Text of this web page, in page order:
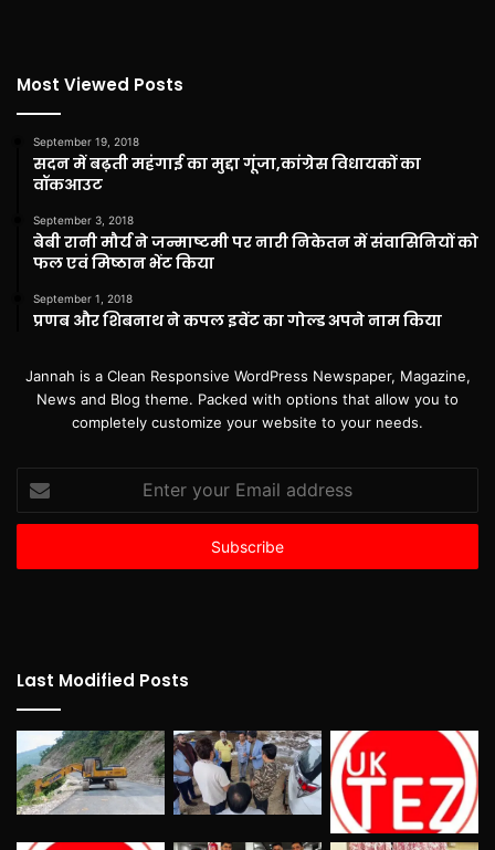
Most Viewed Posts
September 19, 2018
सदन में बढ़ती महंगाई का मुद्दा गूंजा,कांग्रेस विधायकों का
वॉकआउट
September 3, 2018
बेबी रानी मौर्य ने जन्माष्टमी पर नारी निकेतन में संवासिनियों को
फल एवं मिष्ठान भेंट किया
September 1, 2018
प्रणब और शिबनाथ ने कपल इवेंट का गोल्ड अपने नाम किया
Jannah is a Clean Responsive WordPress Newspaper, Magazine,
News and Blog theme. Packed with options that allow you to
completely customize your website to your needs.
your
Email
Last Modified Posts